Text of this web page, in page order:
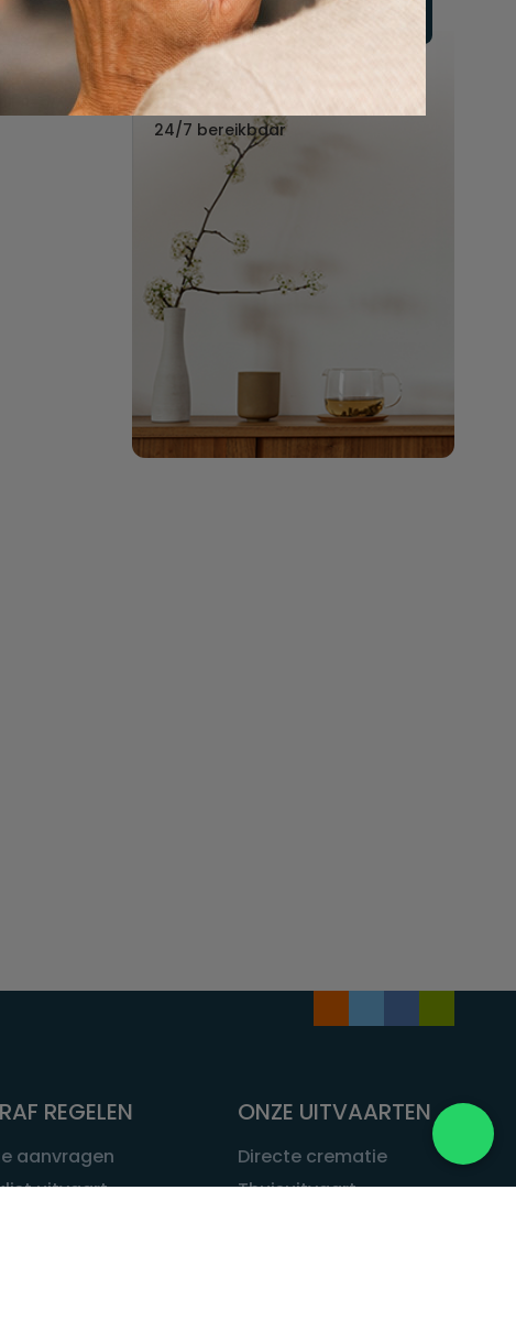
Vul hier uw wensen in
Of bel ons:
088 - 848 82 27
24/7 bereikbaar
REGELEN
aanvragen
uitvaart
ONZE UITVAARTEN
Directe crematie
Thuisuitvaart